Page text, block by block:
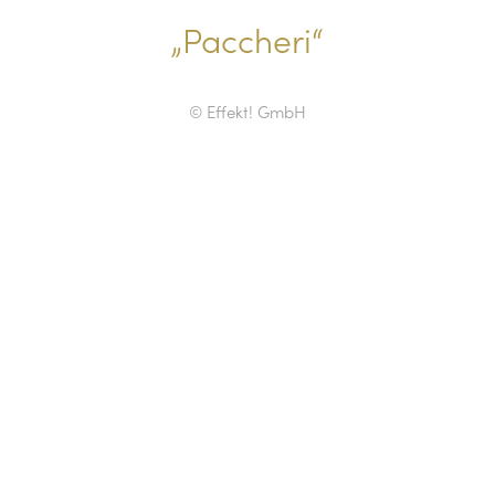
„Paccheri“
© Effekt! GmbH